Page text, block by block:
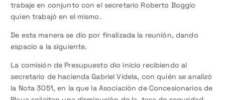
trabaje en conjunto con el secretario Roberto Boggio
quien trabajó en el mismo.
De esta manera se dio por finalizada la reunión, dando
espacio a la siguiente.
La comisión de Presupuesto dio inicio recibiendo al
secretario de hacienda Gabriel Videla, con quién se analizó
la Nota 3051, en la que la Asociaciòn de Concesionarios de